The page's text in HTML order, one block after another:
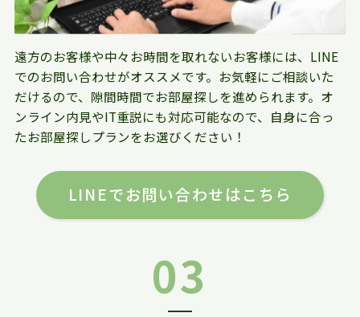
遠方のお客様や中々お時間を取れないお客様には、LINE
でのお問い合わせがオススメです。お気軽にご相談いた
だけるので、隙間時間でお部屋探しを進められます。オ
ンライン内見やIT重説にも対応可能なので、自身に合っ
たお部屋探しプランをお選びください！
LINEでお問い合わせはこちら
03